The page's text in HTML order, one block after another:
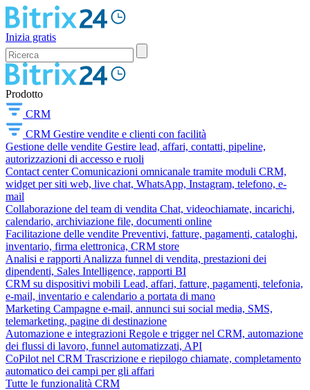
Inizia gratis
Prodotto
CRM
CRM Gestire vendite e clienti con facilità
Gestione delle vendite Gestire lead, affari, contatti, pipeline,
autorizzazioni di accesso e ruoli
Contact center Comunicazioni omnicanale tramite moduli CRM,
widget per siti web, live chat, WhatsApp, Instagram, telefono, e-
mail
Collaborazione del team di vendita Chat, videochiamate, incarichi,
calendario, archiviazione file, documenti online
Facilitazione delle vendite Preventivi, fatture, pagamenti, cataloghi,
inventario, firma elettronica, CRM store
Analisi e rapporti Analizza funnel di vendita, prestazioni dei
dipendenti, Sales Intelligence, rapporti BI
CRM su dispositivi mobili Lead, affari, fatture, pagamenti, telefonia,
e-mail, inventario e calendario a portata di mano
Marketing Campagne e-mail, annunci sui social media, SMS,
telemarketing, pagine di destinazione
Automazione e integrazioni Regole e trigger nel CRM, automazione
dei flussi di lavoro, funnel automatizzati, API
CoPilot nel CRM Trascrizione e riepilogo chiamate, completamento
automatico dei campi per gli affari
Tutte le funzionalità CRM